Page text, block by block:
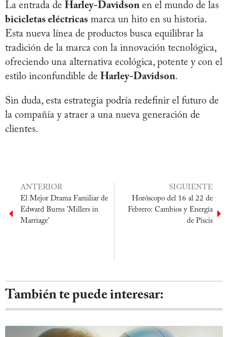
La entrada de Harley-Davidson en el mundo de las
bicicletas eléctricas marca un hito en su historia.
Esta nueva línea de productos busca equilibrar la
tradición de la marca con la innovación tecnológica,
ofreciendo una alternativa ecológica, potente y con el
estilo inconfundible de Harley-Davidson.
Sin duda, esta estrategia podría redefinir el futuro de
la compañía y atraer a una nueva generación de
clientes.
ANTERIOR
El Mejor Drama Familiar de
Edward Burns 'Millers in
Marriage'
SIGUIENTE
Horóscopo del 16 al 22 de
Febrero: Cambios y Energía
de Piscis
También te puede interesar: